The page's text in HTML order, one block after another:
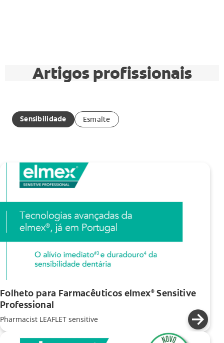
Artigos profissionais
Sensibilidade Esmalte
Folheto para Farmacêuticos elmex®Sensitive
Professional
Pharmacist LEAFLET sensitive